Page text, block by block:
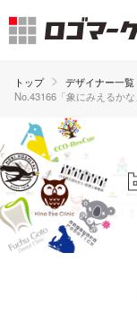
トップ デザイナー一覧
No.43166「象にみえるかな